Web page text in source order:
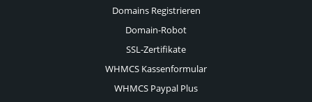
Domains Registrieren
Domain-Robot
SSL-Zertifikate
WHMCS Kassenformular
WHMCS Paypal Plus